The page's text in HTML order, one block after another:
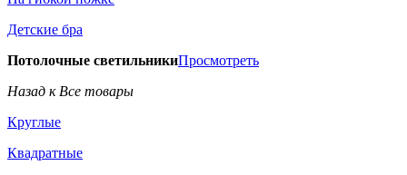
Детские бра
Потолочные светильникиПросмотреть
Назад к Все товары
Круглые
Квадратные